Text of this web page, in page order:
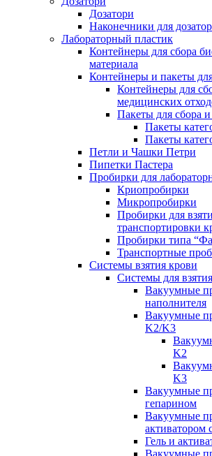
Дозатори
Наконечники для
Лабораторный пластик
Контейнеры для сбора
материала
Контейнеры и пакеты
Контейнеры для
медицинских
Пакеты для сбора
Пакеты
Пакеты
Петли и Чашки Петри
Пипетки Пастера
Пробирки для
Криопробирки
Микропробирки
Пробирки для
транспортировки
Пробирки типа
Транспортные
Системы взятия крови
Системы для
Вакуумные
наполнителя
Вакуумные
K2/K3
K2
K3
Вакуумные
гепарином
Вакуумные
активатором
Гель и
Вакуумные